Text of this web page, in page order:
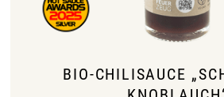
BIO-CHILISAUCE